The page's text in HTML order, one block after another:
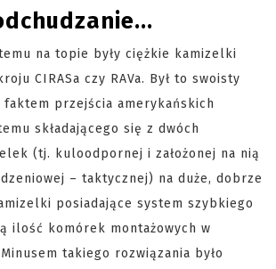
na topie były ciężkie kamizelki
CIRASa czy RAVa. Był to swoisty
faktem przejścia amerykańskich
składającego się z dwóch
(tj. kuloodpornej i założonej na nią
– taktycznej) na duże, dobrze
posiadające system szybkiego
ilość komórek montażowych w
takiego rozwiązania było